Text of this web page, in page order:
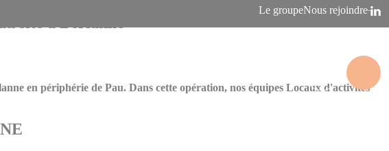
Le groupeNous rejoindre
en périphérie de Pau. Dans cette opération, nos équipes Locaux d'activités